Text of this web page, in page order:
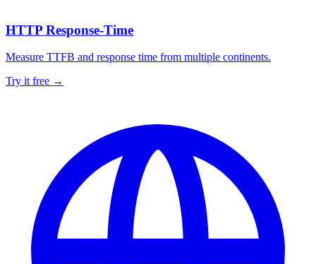
HTTP Response-Time
Measure TTFB and response time from multiple continents.
Try it free →